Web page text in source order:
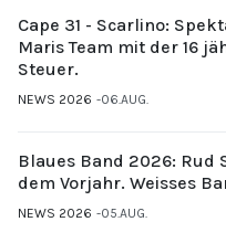
Cape 31 - Scarlino:
Maris Team mit der 16
Steuer.
NEWS 2026 06.AUG.
Blaues Band 2026: Rud
dem Vorjahr. Weisses
NEWS 2026 05.AUG.